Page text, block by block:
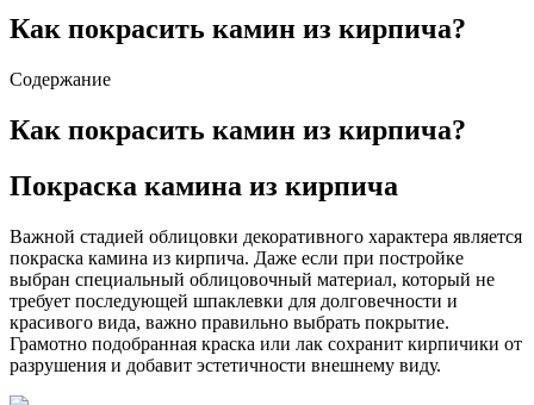
Как покрасить камин из кирпича?
Содержание
Как покрасить камин из кирпича?
Покраска камина из кирпича
Важной стадией облицовки декоративного характера является
покраска камина из кирпича. Даже если при постройке
выбран специальный облицовочный материал, который не
требует последующей шпаклевки для долговечности и
красивого вида, важно правильно выбрать покрытие.
Грамотно подобранная краска или лак сохранит кирпичики от
разрушения и добавит эстетичности внешнему виду.